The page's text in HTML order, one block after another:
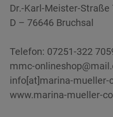
Dr.-Karl-Meister-Straße
D – 76646 Bruchsal
Telefon: 07251-322
mmc-
info[at]marina-mueller-
www.marina-mueller-